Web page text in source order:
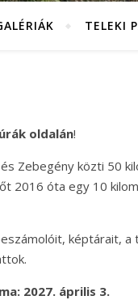
TELEKI
oldalán!
Zebegény közti 50
2016 óta egy 10
képtárait,
2027. április 3.